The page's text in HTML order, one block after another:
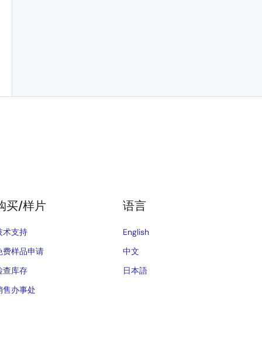
买/样片
术支持
费样品申请
查库存
售办事处
语言
English
中文
日本語